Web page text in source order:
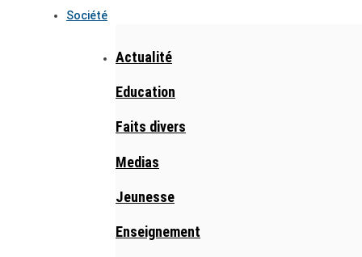
Société
Actualité
Education
Faits divers
Medias
Jeunesse
Enseignement